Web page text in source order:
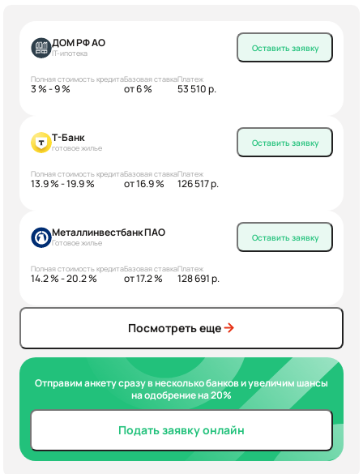
ДОМ РФ АО
IT-ипотека
Полная стоимость кредита
3 % - 9 %
Базовая ставка
от 6 %
Платеж
53 510 р.
Оставить заявку
Т-Банк
готовое жилье
Полная стоимость кредита
13.9 % - 19.9 %
Базовая ставка
от 16.9 %
Платеж
126 517 р.
Оставить заявку
Металлинвестбанк ПАО
Готовое жилье
Полная стоимость кредита
14.2 % - 20.2 %
Базовая ставка
от 17.2 %
Платеж
128 691 р.
Оставить заявку
Посмотреть еще
Отправим анкету сразу в несколько банков и увеличим шансы
на одобрение на 20%
Подать заявку онлайн